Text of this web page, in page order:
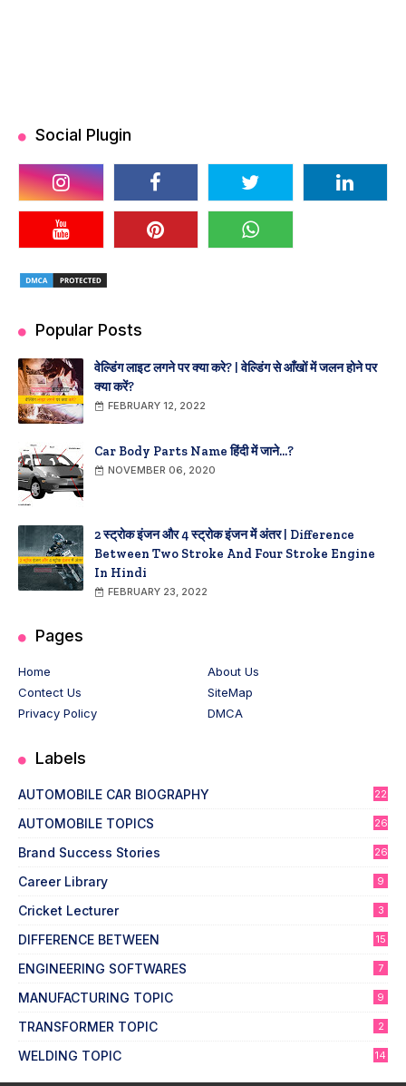
Social Plugin
Popular Posts
वेल्डिंग लाइट लगने पर क्या करे? | वेल्डिंग से आँखों में जलन होने पर
क्या करें?
FEBRUARY 12, 2022
Car Body Parts Name हिंदी में जाने...?
NOVEMBER 06, 2020
2 स्ट्रोक इंजन और 4 स्ट्रोक इंजन में अंतर | Difference
Between Two Stroke And Four Stroke Engine
In Hindi
FEBRUARY 23, 2022
Pages
Home
About Us
Contect Us
SiteMap
Privacy Policy
DMCA
Labels
AUTOMOBILE CAR BIOGRAPHY 22
AUTOMOBILE TOPICS 26
Brand Success Stories 26
Career Library 9
Cricket Lecturer 3
DIFFERENCE BETWEEN 15
ENGINEERING SOFTWARES 7
MANUFACTURING TOPIC 9
TRANSFORMER TOPIC 2
WELDING TOPIC 14